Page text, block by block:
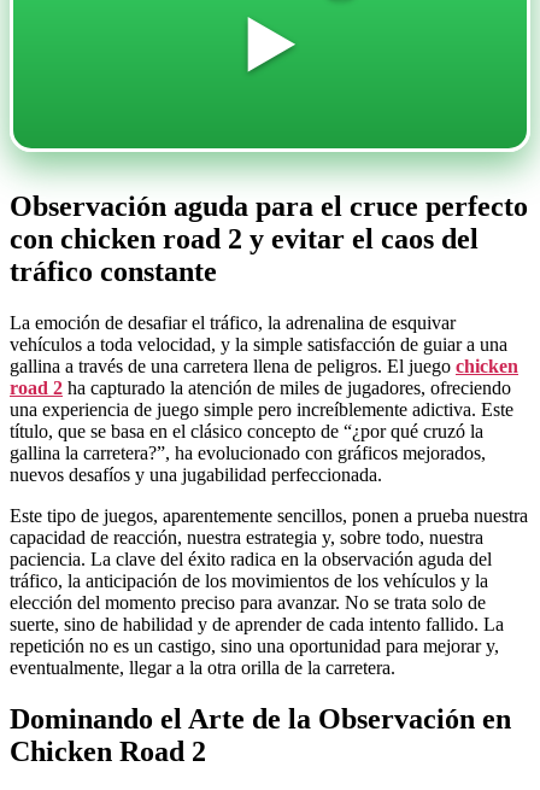
▶️
Observación aguda para el cruce perfecto
con chicken road 2 y evitar el caos del
tráfico constante
La emoción de desafiar el tráfico, la adrenalina de esquivar
vehículos a toda velocidad, y la simple satisfacción de guiar a una
gallina a través de una carretera llena de peligros. El juego chicken
road 2 ha capturado la atención de miles de jugadores, ofreciendo
una experiencia de juego simple pero increíblemente adictiva. Este
título, que se basa en el clásico concepto de “¿por qué cruzó la
gallina la carretera?”, ha evolucionado con gráficos mejorados,
nuevos desafíos y una jugabilidad perfeccionada.
Este tipo de juegos, aparentemente sencillos, ponen a prueba nuestra
capacidad de reacción, nuestra estrategia y, sobre todo, nuestra
paciencia. La clave del éxito radica en la observación aguda del
tráfico, la anticipación de los movimientos de los vehículos y la
elección del momento preciso para avanzar. No se trata solo de
suerte, sino de habilidad y de aprender de cada intento fallido. La
repetición no es un castigo, sino una oportunidad para mejorar y,
eventualmente, llegar a la otra orilla de la carretera.
Dominando el Arte de la Observación en
Chicken Road 2